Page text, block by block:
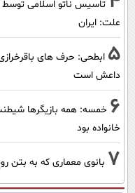
تاسیس ناتو اسلامی
علت: ایران
5 ابطحی: حرف های
داعش است
6 خمسه: همه بازیگرها
خانواده بود
7 بانوی معماری که به بتن